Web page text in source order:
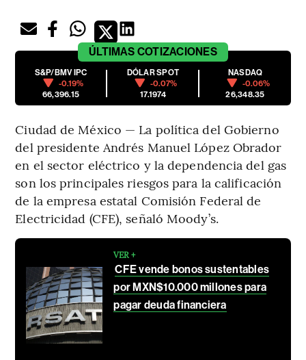
ÚLTIMAS COTIZACIONES
S&P/BMV IPC
-0.19%
66,396.15
DÓLAR SPOT
-0.07%
17.1974
NASDAQ
-0.06%
26,348.35
Ciudad de México — La política del Gobierno
del presidente Andrés Manuel López Obrador
en el sector eléctrico y la dependencia del gas
son los principales riesgos para la calificación
de la empresa estatal Comisión Federal de
Electricidad (CFE), señaló Moody’s.
VER +
CFE vende bonos sustentables
por MXN$10.000 millones para
pagar deuda financiera